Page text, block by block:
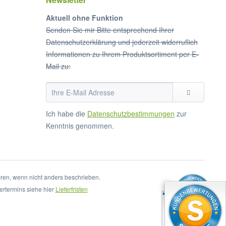
Aktuell ohne Funktion
Senden Sie mir Bitte entsprechend Ihrer
Datenschutzerklärung und jederzeit widerruflich
Informationen zu Ihrem Produktsortiment per E-
Mail zu:
Ich habe die Datenschutzbestimmungen zur
Kenntnis genommen.
wenn nicht anders beschrieben.
siehe hier Lieferfristen
SEHR GUT